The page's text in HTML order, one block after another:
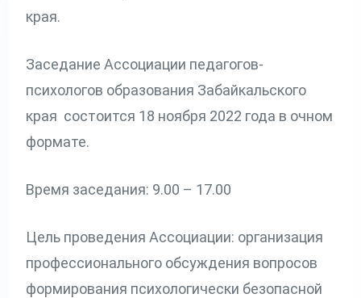
края.
Заседание Ассоциации педагогов-
психологов образования Забайкальского
края состоится 18 ноября 2022 года в очном
формате.
Время заседания: 9.00 – 17.00
Цель проведения Ассоциации: организация
профессионального обсуждения вопросов
формирования психологически безопасной